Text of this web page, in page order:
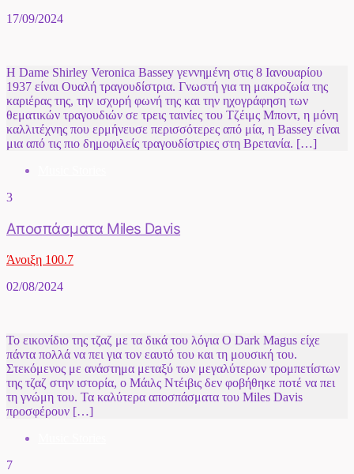
17/09/2024
Η Dame Shirley Veronica Bassey γεννημένη στις 8 Ιανουαρίου
1937 είναι Ουαλή τραγουδίστρια. Γνωστή για τη μακροζωία της
καριέρας της, την ισχυρή φωνή της και την ηχογράφηση των
θεματικών τραγουδιών σε τρεις ταινίες του Τζέιμς Μποντ, η μόνη
καλλιτέχνης που ερμήνευσε περισσότερες από μία, η Bassey είναι
μια από τις πιο δημοφιλείς τραγουδίστριες στη Βρετανία. […]
3
Αποσπάσματα Miles Davis
Άνοιξη 100.7
02/08/2024
Το εικονίδιο της τζαζ με τα δικά του λόγια Ο Dark Magus είχε
πάντα πολλά να πει για τον εαυτό του και τη μουσική του.
Στεκόμενος με ανάστημα μεταξύ των μεγαλύτερων τρομπετίστων
της τζαζ στην ιστορία, ο Μάιλς Ντέιβις δεν φοβήθηκε ποτέ να πει
τη γνώμη του. Τα καλύτερα αποσπάσματα του Miles Davis
προσφέρουν […]
7